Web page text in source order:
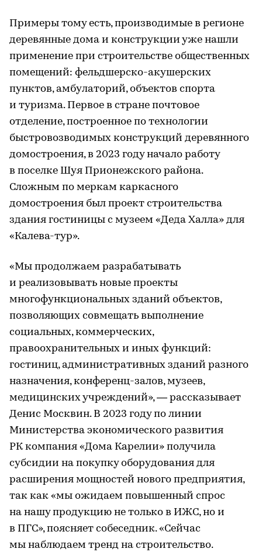
Примеры тому есть, производимые в регионе
деревянные дома и конструкции уже нашли
применение при строительстве общественных
помещений: фельдшерско-акушерских
пунктов, амбулаторий, объектов спорта
и туризма. Первое в стране почтовое
отделение, построенное по технологии
быстровозводимых конструкций деревянного
домостроения, в 2023 году начало работу
в поселке Шуя Прионежского района.
Сложным по меркам каркасного
домостроения был проект строительства
здания гостиницы с музеем «Деда Халла» для
«Калева-тур».
«Мы продолжаем разрабатывать
и реализовывать новые проекты
многофункциональных зданий объектов,
позволяющих совмещать выполнение
социальных, коммерческих,
правоохранительных и иных функций:
гостиниц, административных зданий разного
назначения, конференц-залов, музеев,
медицинских учреждений», — рассказывает
Денис Москвин. В 2023 году по линии
Министерства экономического развития
РК компания «Дома Карелии» получила
субсидии на покупку оборудования для
расширения мощностей нового предприятия,
так как «мы ожидаем повышенный спрос
на нашу продукцию не только в ИЖС, но и
в ПГС», поясняет собеседник. «Сейчас
мы наблюдаем тренд на строительство.